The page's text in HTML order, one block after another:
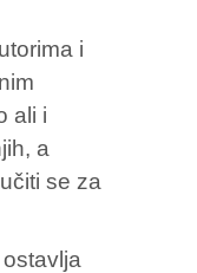
i
ali i
a
se za